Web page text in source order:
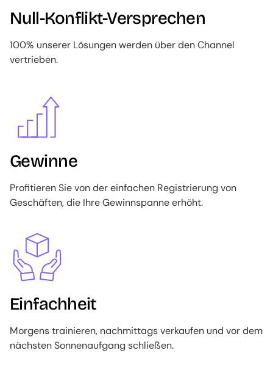
Null-Konflikt-Versprechen
100% unserer Lösungen werden über den Channel
vertrieben.
Gewinne
Profitieren Sie von der einfachen Registrierung von
Geschäften, die Ihre Gewinnspanne erhöht.
Image
Einfachheit
Morgens trainieren, nachmittags verkaufen und vor dem
nächsten Sonnenaufgang schließen.